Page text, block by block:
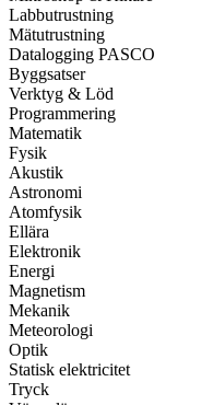
Labbutrustning
Mätutrustning
Datalogging PASCO
Byggsatser
Verktyg & Löd
Programmering
Matematik
Fysik
Akustik
Astronomi
Atomfysik
Ellära
Elektronik
Energi
Magnetism
Mekanik
Meteorologi
Optik
Statisk elektricitet
Tryck